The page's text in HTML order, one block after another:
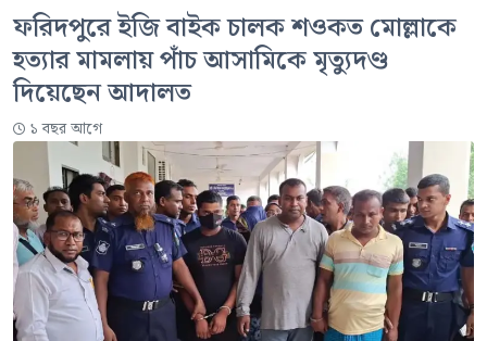
ফরিদপুরে ইজি বাইক চালক শওকত মোল্লাকে
হত্যার মামলায় পাঁচ আসামিকে মৃত্যুদণ্ড
দিয়েছেন আদালত
১ বছর আগে